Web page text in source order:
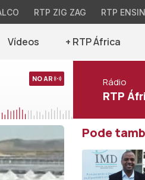
RTP ZIG ZAG RTP
Vídeos + RTP África
NO AR Rádio
RTP
Pode